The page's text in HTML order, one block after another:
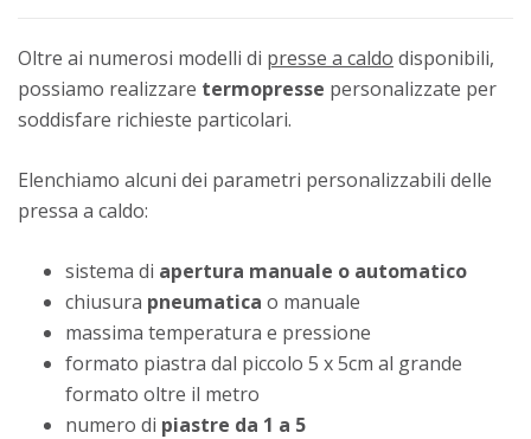
Oltre ai numerosi modelli di presse a caldo disponibili,
possiamo realizzare termopresse personalizzate per
soddisfare richieste particolari.
Elenchiamo alcuni dei parametri personalizzabili delle
pressa a caldo:
sistema di apertura manuale o automatico
chiusura pneumatica o manuale
massima temperatura e pressione
formato piastra dal piccolo 5 x 5cm al grande
formato oltre il metro
numero di piastre da 1 a 5